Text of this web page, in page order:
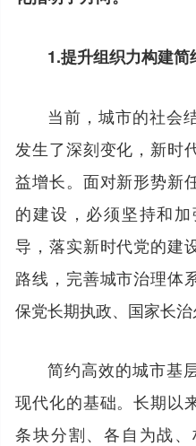
1.提升组织力构建
当前，城市的社会
发生了深刻变化，新时
益增长。面对新形势新
的建设，必须坚持和
导，落实新时代党的建
路线，完善城市治理体
保党长期执政、国家长治
简约高效的城市基
现代化的基础。长期以
条块分割、各自为战